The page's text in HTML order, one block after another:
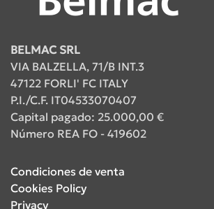
BELMAC SRL
VIA BALZELLA, 71/B INT.3
47122 FORLI' FC ITALY
P.I./C.F. IT04533070407
Capital pagado: 25.000,00 €
Número REA FO - 419602
Condiciones de venta
Cookies Policy
Privacy